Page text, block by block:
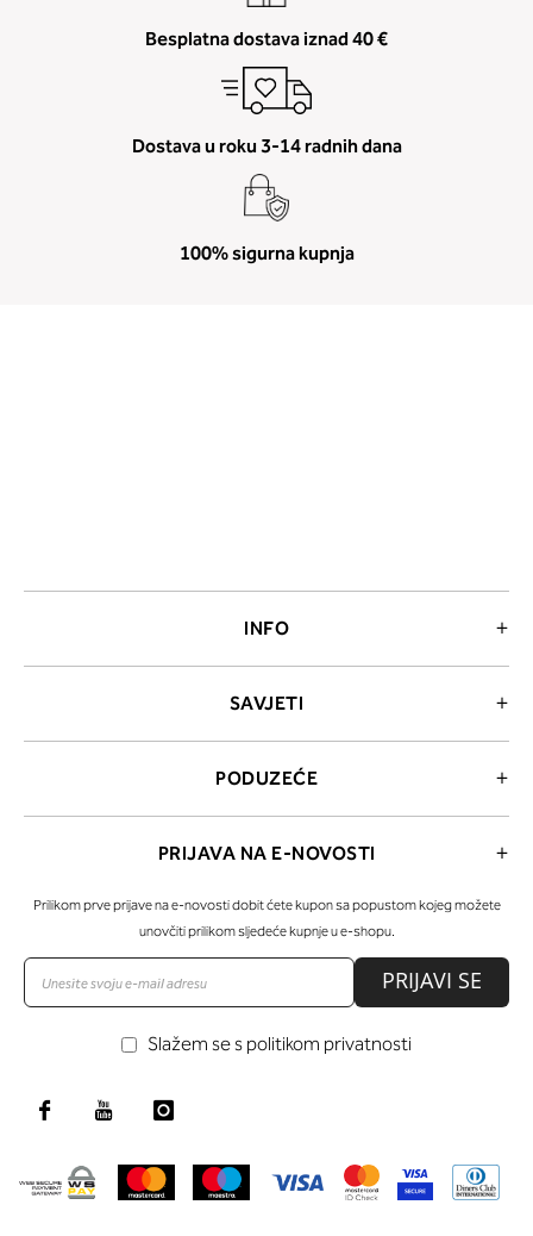
Besplatna dostava iznad 40 €
Dostava u roku 3-14 radnih dana
100% sigurna kupnja
INFO
SAVJETI
PODUZEĆE
PRIJAVA NA E-NOVOSTI
Prilikom prve prijave na e-novosti dobit ćete kupon sa popustom kojeg možete
unovčiti prilikom sljedeće kupnje u e-shopu.
PRIJAVI SE
Slažem se s politikom privatnosti